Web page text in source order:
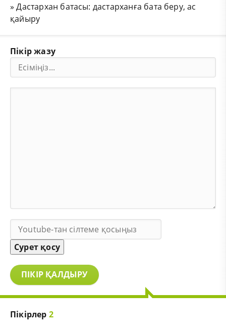
»Дастархан батасы: дастарханға бата беру, ас
қайыру
Пікір жазу
Сурет қосу
ПІКІР ҚАЛДЫРУ
Пікірлер 2